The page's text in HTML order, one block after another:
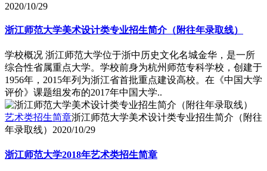
2020/10/29
浙江师范大学美术设计类专业招生简介（附往年录取线）
学校概况 浙江师范大学位于浙中历史文化名城金华，是一所
综合性省属重点大学。学校前身为杭州师范专科学校，创建于
1956年，2015年列为浙江省首批重点建设高校。在《中国大学
评价》课题组发布的2017年中国大学..
艺术类招生简章浙江师范大学美术设计类专业招生简介（附往
年录取线） 2020/10/29
浙江师范大学2018年艺术类招生简章